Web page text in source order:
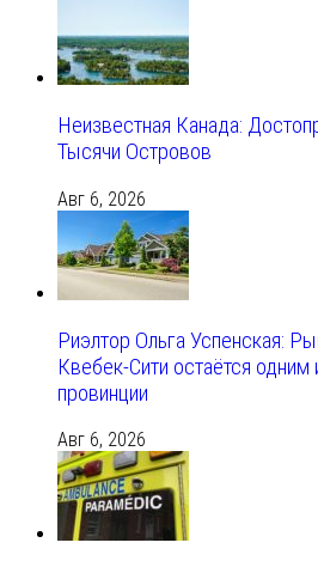
Неизвестная Канада:
Тысячи Островов
Авг 6, 2026
Риэлтор Ольга Успенская:
Квебек-Сити остаётся
провинции
Авг 6, 2026